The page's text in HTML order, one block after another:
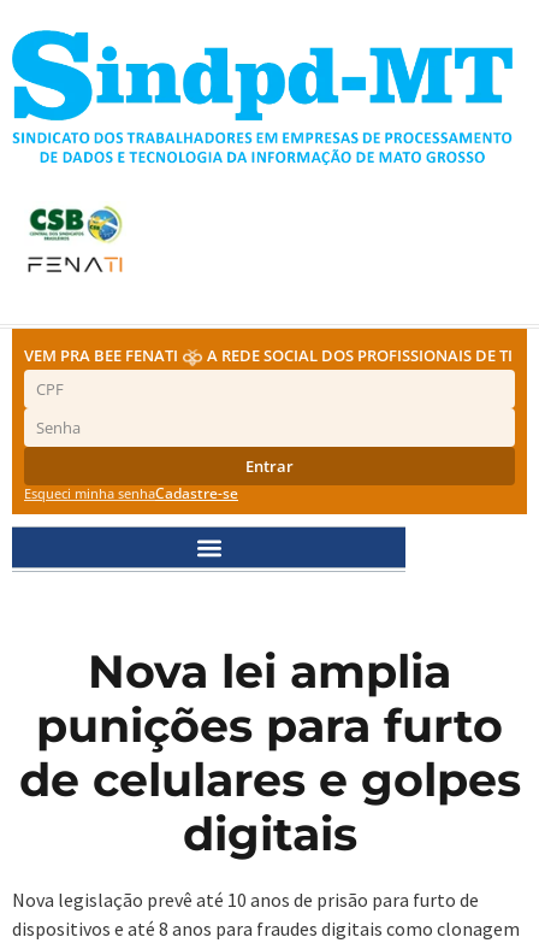
para
conteúdo
VEM PRA BEE FENATI A REDE SOCIAL DOS PROFISSIONAIS DE TI
Entrar
Esqueci minha senhaCadastre-se
Nova lei amplia
punições para furto
de celulares e golpes
digitais
Nova legislação prevê até 10 anos de prisão para furto de
dispositivos e até 8 anos para fraudes digitais como clonagem